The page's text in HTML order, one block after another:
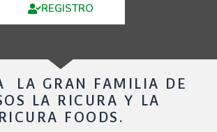
REGISTRO
LA GRAN FAMILIA DE
LA RICURA Y LA
RICURA FOODS.